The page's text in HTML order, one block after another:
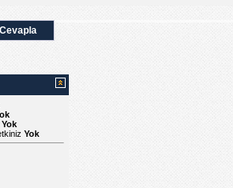
Cevapla
Yok
Yok